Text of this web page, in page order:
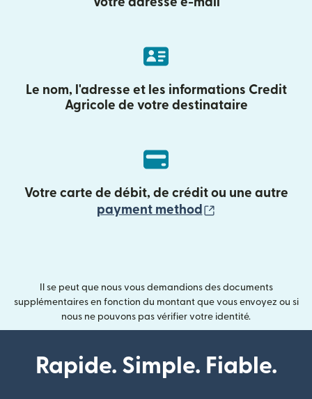
Le nom, l'adresse et les informations Credit
Agricole de votre destinataire
Votre carte de débit, de crédit ou une autre
payment method
Il se peut que nous vous demandions des documents
supplémentaires en fonction du montant que vous envoyez ou si
nous ne pouvons pas vérifier votre identité.
Rapide. Simple. Fiable.